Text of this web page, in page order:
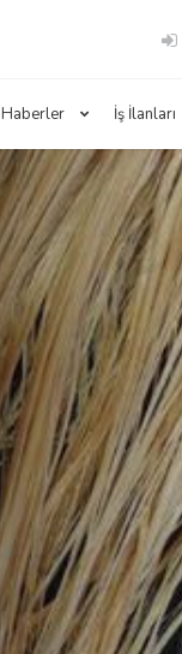
Haberler İş İlanları